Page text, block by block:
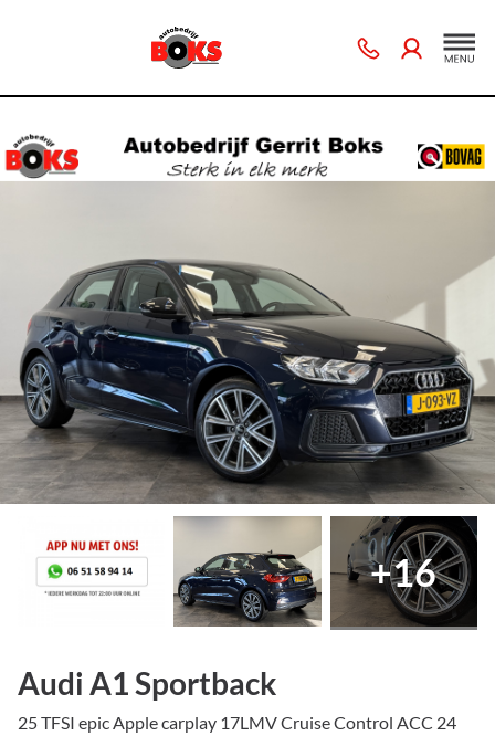
+16
Audi A1 Sportback
25 TFSI epic Apple carplay 17LMV Cruise Control ACC 24